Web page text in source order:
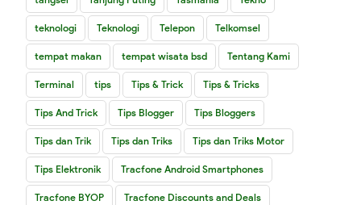
teknologi Teknologi Telepon Telkomsel
tempat makan tempat wisata bsd Tentang Kami
Terminal tips Tips & Trick Tips & Tricks
Tips And Trick Tips Blogger Tips Bloggers
Tips dan Trik Tips dan Triks Tips dan Triks Motor
Tips Elektronik Tracfone Android Smartphones
Tracfone BYOP Tracfone Discounts and Deals